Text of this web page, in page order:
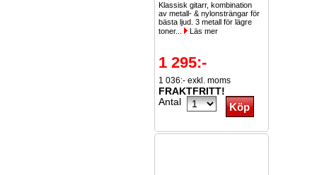
Klassisk gitarr, kombination
av metall- & nylonsträngar för
bästa ljud. 3 metall för lägre
toner...
Läs mer
1 295:-
1 036:- exkl. moms
FRAKTFRITT!
Antal